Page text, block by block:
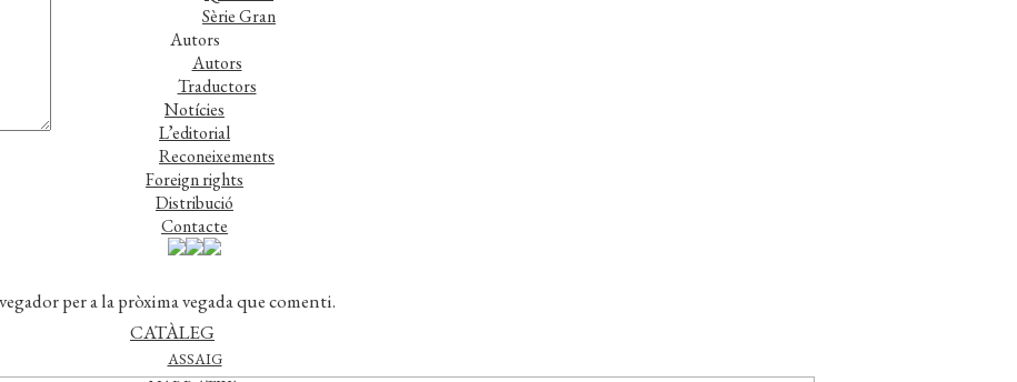
Sèrie Gran
Autors
Autors
Traductors
Notícies
L’editorial
Reconeixements
Foreign rights
Distribució
Contacte
CATÀLEG
ASSAIG
per a la pròxima vegada que comenti.